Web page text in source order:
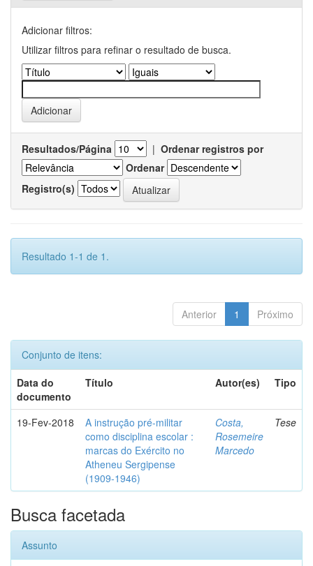
Adicionar filtros:
Utilizar filtros para refinar o resultado de busca.
Resultados/Página | Ordenar registros por
Ordenar
Registro(s)
Resultado 1-1 de 1.
Anterior 1 Próximo
Conjunto de itens:
Data do
documento
Título Autor(es) Tipo
19-Fev-2018
A instrução pré-militar
como disciplina escolar :
marcas do Exército no
Atheneu Sergipense
(1909-1946)
Costa,
Rosemeire
Marcedo
Tese
Busca facetada
Assunto